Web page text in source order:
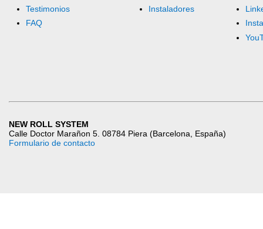
Testimonios
FAQ
Instaladores
NEW ROLL SYSTEM
Calle Doctor Marañon 5. 08784 Piera (Barcelona, España)
Formulario de contacto